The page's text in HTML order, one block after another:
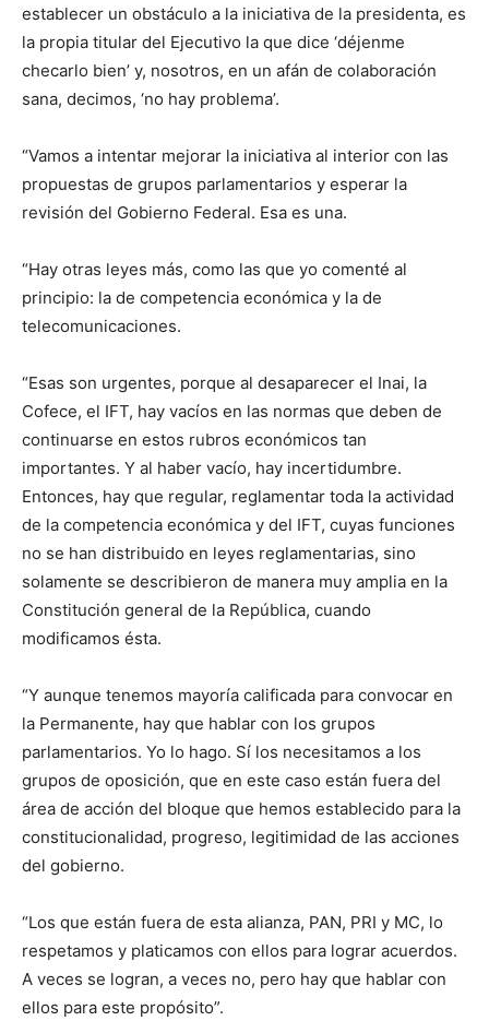
establecer un obstáculo a la iniciativa de la presidenta, es
la propia titular del Ejecutivo la que dice ‘déjenme
checarlo bien’ y, nosotros, en un afán de colaboración
sana, decimos, ‘no hay problema’.
“Vamos a intentar mejorar la iniciativa al interior con las
propuestas de grupos parlamentarios y esperar la
revisión del Gobierno Federal. Esa es una.
“Hay otras leyes más, como las que yo comenté al
principio: la de competencia económica y la de
telecomunicaciones.
“Esas son urgentes, porque al desaparecer el Inai, la
Cofece, el IFT, hay vacíos en las normas que deben de
continuarse en estos rubros económicos tan
importantes. Y al haber vacío, hay incertidumbre.
Entonces, hay que regular, reglamentar toda la actividad
de la competencia económica y del IFT, cuyas funciones
no se han distribuido en leyes reglamentarias, sino
solamente se describieron de manera muy amplia en la
Constitución general de la República, cuando
modificamos ésta.
“Y aunque tenemos mayoría calificada para convocar en
la Permanente, hay que hablar con los grupos
parlamentarios. Yo lo hago. Sí los necesitamos a los
grupos de oposición, que en este caso están fuera del
área de acción del bloque que hemos establecido para la
constitucionalidad, progreso, legitimidad de las acciones
del gobierno.
“Los que están fuera de esta alianza, PAN, PRI y MC, lo
respetamos y platicamos con ellos para lograr acuerdos.
A veces se logran, a veces no, pero hay que hablar con
ellos para este propósito”.